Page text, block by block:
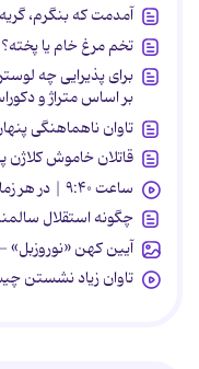
آمدمت که بنگرم،
تخم مرغ خام یا پخته؟
برای پذیرایی چه
بر اساس متراژ و
تاوان ناهماهنگی
قاتلان خاموش
ساعت ۹:۴۰ | در هر زمان ممکن باید انتقامشان را پس بدهند
چگونه استقلال
آیین کهن «نوروزبل» - آغاز
تاوان زیاد نشستن